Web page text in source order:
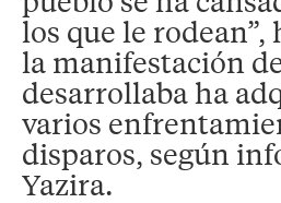
los que le
la manifestación
desarrollaba ha
varios
disparos, según
Yazira.